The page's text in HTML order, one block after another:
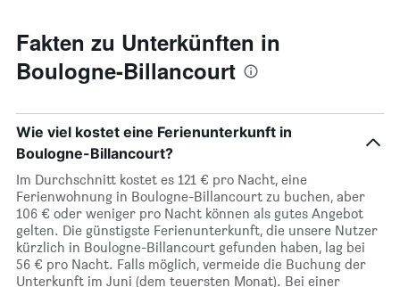
Fakten zu Unterkünften in
Boulogne-Billancourt
Wie viel kostet eine Ferienunterkunft in
Boulogne-Billancourt?
Im Durchschnitt kostet es 121 € pro Nacht, eine
Ferienwohnung in Boulogne-Billancourt zu buchen, aber
106 € oder weniger pro Nacht können als gutes Angebot
gelten. Die günstigste Ferienunterkunft, die unsere Nutzer
kürzlich in Boulogne-Billancourt gefunden haben, lag bei
56 € pro Nacht. Falls möglich, vermeide die Buchung der
Unterkunft im Juni (dem teuersten Monat). Bei einer